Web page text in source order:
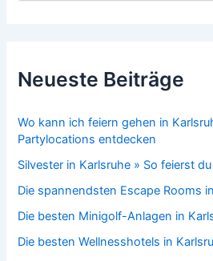
Neueste Beiträge
Wo kann ich feiern gehen in
Partylocations entdecken
Silvester in Karlsruhe » So feierst
Die spannendsten Escape Rooms
Die besten Minigolf-Anlagen in
Die besten Wellnesshotels in